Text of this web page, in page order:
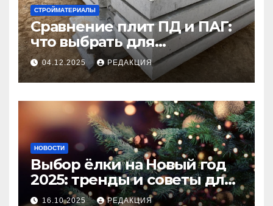
СТРОЙМАТЕРИАЛЫ
Сравнение плит ПД и ПАГ:
что выбрать для
долговечного и прочного
покрытия
04.12.2025 РЕДАКЦИЯ
НОВОСТИ
Выбор ёлки на Новый год
2025: тренды и советы для
идеального праздника
16.10.2025 РЕДАКЦИЯ